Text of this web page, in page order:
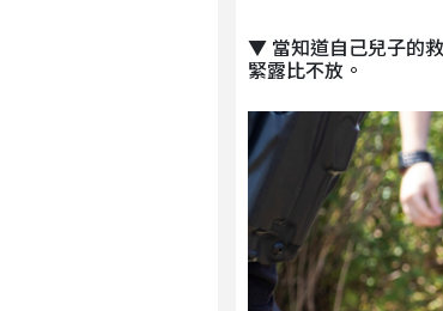
▼ 當知道自己兒子的
緊露比不放。